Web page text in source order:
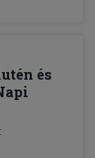
és